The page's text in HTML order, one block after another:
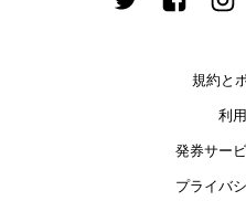
Twitter
規約と
利
発券サー
プライバ